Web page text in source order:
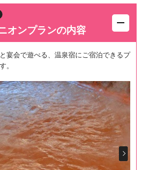
オンプランの内容
宴会で遊べる、温泉宿にご宿泊できるプ
。